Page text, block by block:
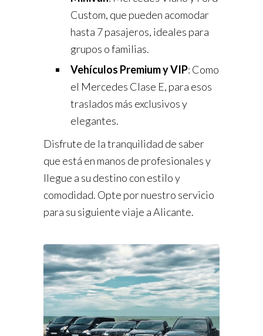
Custom, que pueden acomodar
hasta 7 pasajeros, ideales para
grupos o familias.
Vehículos Premium y VIP: Como
el Mercedes Clase E, para esos
traslados más exclusivos y
elegantes.
Disfrute de la tranquilidad de saber
que está en manos de profesionales y
llegue a su destino con estilo y
comodidad. Opte por nuestro servicio
para su siguiente viaje a Alicante.